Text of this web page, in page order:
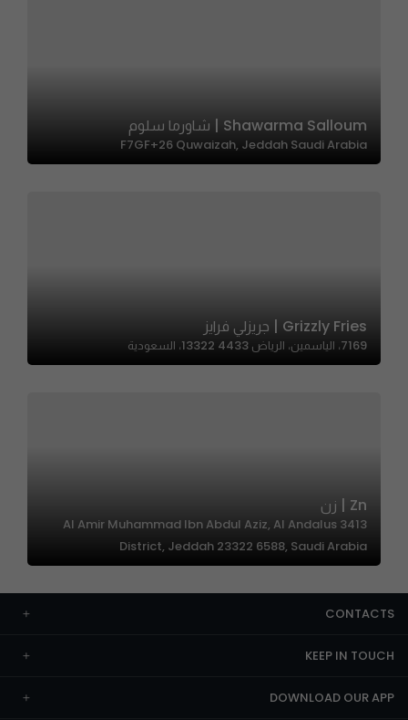
Shawarma Salloum | شاورما سلوم
F7GF+26 Quwaizah, Jeddah Saudi Arabia
Grizzly Fries | جريزلي فرايز
7169، الياسمين، الرياض 13322 4433، السعودية
Zn | زن
3413 Al Amir Muhammad Ibn Abdul Aziz, Al Andalus
District, Jeddah 23322 6588, Saudi Arabia
CONTACTS
KEEP IN TOUCH
DOWNLOAD OUR APP